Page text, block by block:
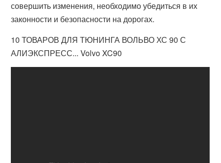
совершить изменения, необходимо убедиться в их
законности и безопасности на дорогах.
10 ТОВАРОВ ДЛЯ ТЮНИНГА ВОЛЬВО ХС 90 С
АЛИЭКСПРЕСС... Volvo XC90